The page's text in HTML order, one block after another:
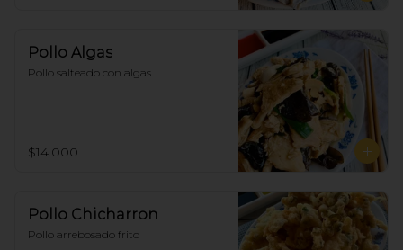
Pollo Algas
Pollo salteado con algas
$14.000
Pollo Chicharron
Pollo arrebosado frito